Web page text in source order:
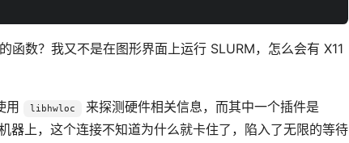
函数？我又不是在图形界面上运行 SLURM，怎么会有 X11
用 libhwloc 来探测硬件相关信息，而其中一个插件是
器上，这个连接不知道为什么就卡住了，陷入了无限的等待